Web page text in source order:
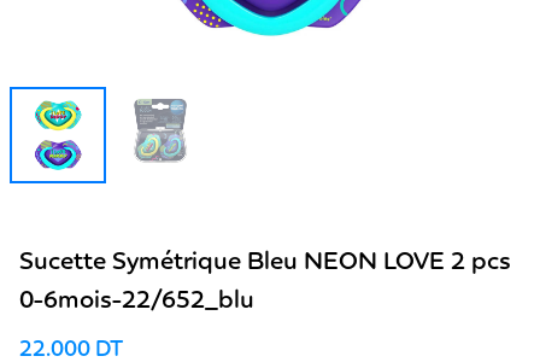
Sucette Symétrique Bleu NEON LOVE 2 pcs
0-6mois-22/652_blu
22.000 DT